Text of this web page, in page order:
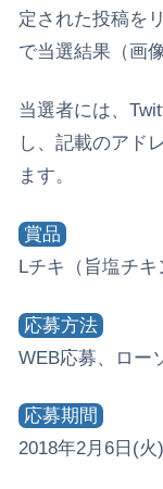
定された投稿を
で当選結果（画
当選者には、
し、記載のアド
ます。
賞品
Lチキ（旨塩チ
応募方法
WEB応募、ロー
応募期間
2018年2月6日(